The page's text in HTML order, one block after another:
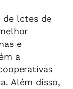
de lotes de
e
a
Além disso,